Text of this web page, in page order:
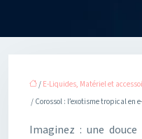
/ E-Liquides, Matériel et
/ Corossol : l’exotisme tropical en
Imaginez : une